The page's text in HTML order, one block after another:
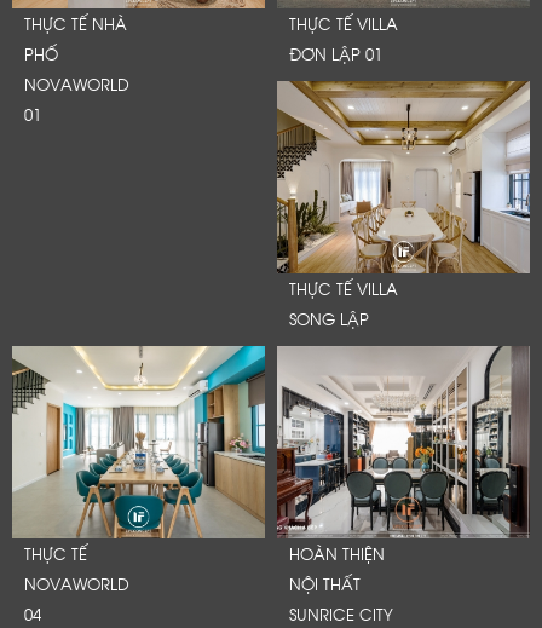
THỰC TẾ NHÀ
PHỐ
NOVAWORLD
01
THỰC TẾ VILLA
ĐƠN LẬP 01
THỰC TẾ VILLA
SONG LẬP
THỰC TẾ
NOVAWORLD
04
HOÀN THIỆN
NỘI THẤT
SUNRICE CITY